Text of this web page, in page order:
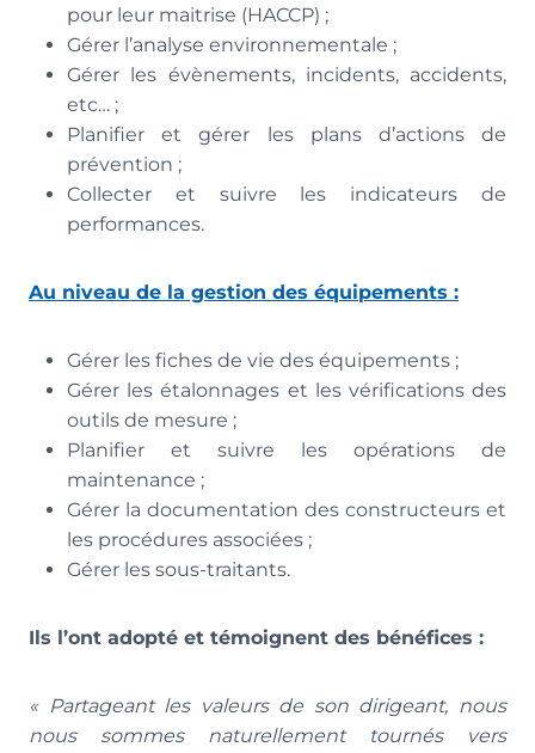
pour leur maitrise (HACCP) ;
Gérer l’analyse environnementale ;
Gérer les évènements, incidents, accidents,
etc… ;
Planifier et gérer les plans d’actions de
prévention ;
Collecter et suivre les indicateurs de
performances.
Au niveau de la gestion des équipements :
Gérer les fiches de vie des équipements ;
Gérer les étalonnages et les vérifications des
outils de mesure ;
Planifier et suivre les opérations de
maintenance ;
Gérer la documentation des constructeurs et
les procédures associées ;
Gérer les sous-traitants.
Ils l’ont adopté et témoignent des bénéfices :
« Partageant les valeurs de son dirigeant, nous
nous sommes naturellement tournés vers